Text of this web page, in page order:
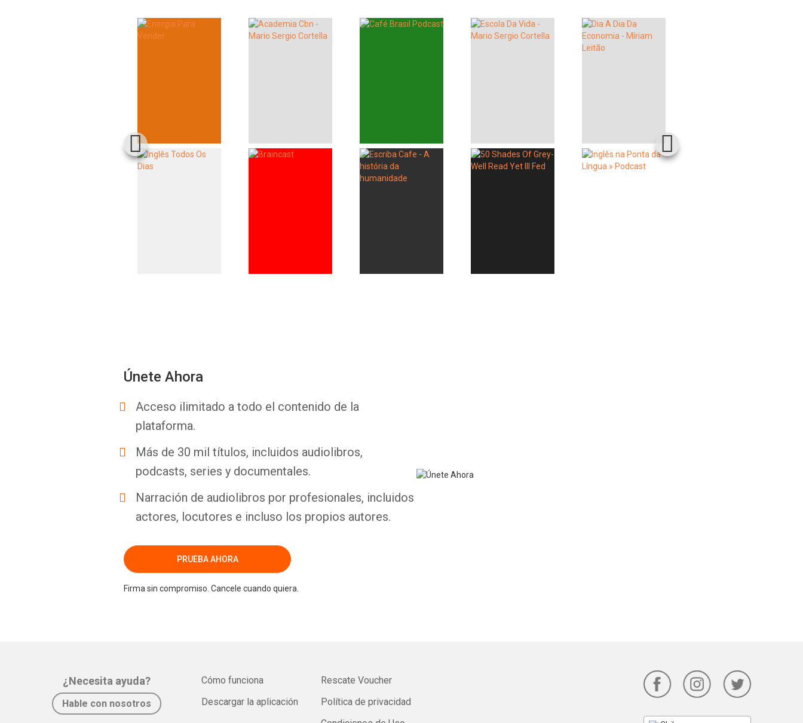
Únete Ahora
Acceso ilimitado a todo el contenido de la
plataforma.
Más de 30 mil títulos, incluidos audiolibros,
podcasts, series y documentales.
Narración de audiolibros por profesionales, incluidos
actores, locutores e incluso los propios autores.
PRUEBA AHORA
Firma sin compromiso. Cancele cuando quiera.
¿Necesita ayuda?
Hable con nosotros
Cómo funciona
Descargar la aplicación
Rescate Voucher
Política de privacidad